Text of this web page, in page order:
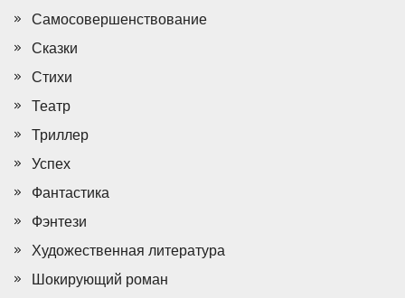
Самосовершенствование
Сказки
Стихи
Театр
Триллер
Успех
Фантастика
Фэнтези
Художественная литература
Шокирующий роман